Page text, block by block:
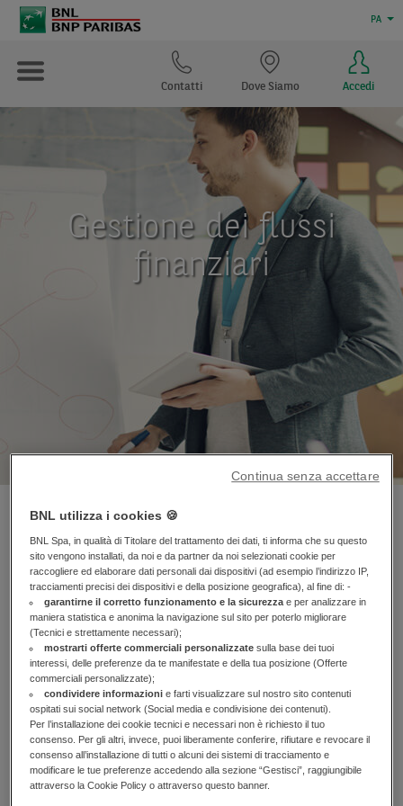
PA
Accedi
Dove Siamo
Contatti
Gestione dei flussi
finanziari
BNL. GRUPPO BNP PARIBAS,
OFFRE UN'INNOVATIVA GAMMA
DI SERVIZI AD ELEVATO
CONTENUTO TECNOLOGICO,
PERFETTAMENTE ADATTABILI
ALLE ESIGENZE
AMMINISTRATIVE, CONTABILI E
FUNZIONALI DEGLI ENTI
PUBBLICI PER LA GESTIONE
BNL utilizza i cookies 🍪
BNL Spa, in qualità di Titolare del trattamento dei dati, ti informa che su questo
sito vengono installati, da noi e da partner da noi selezionati cookie per
raccogliere ed elaborare dati personali dai dispositivi (ad esempio l’indirizzo IP,
tracciamenti precisi dei dispositivi e della posizione geografica), al fine di: -
garantirne il corretto funzionamento e la sicurezzae per analizzare in
maniera statistica e anonima la navigazione sul sito per poterlo migliorare
(Tecnici e strettamente necessari);
mostrarti offerte commerciali personalizzatesulla base dei tuoi
interessi, delle preferenze da te manifestate e della tua posizione (Offerte
commerciali personalizzate);
condividere informazionie farti visualizzare sul nostro sito contenuti
ospitati sui social network (Social media e condivisione dei contenuti).
Per l’installazione dei cookie tecnici e necessari non è richiesto il tuo
consenso. Per gli altri, invece, puoi liberamente conferire, rifiutare e revocare il
consenso all’installazione di tutti o alcuni dei sistemi di tracciamento e
modificare le tue preferenze accedendo alla sezione “Gestisci”, raggiungibile
attraverso la Cookie Policy o attraverso questo banner.
Continua senza accettare